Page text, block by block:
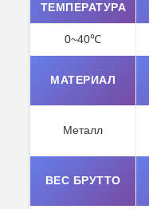
ТЕМПЕРАТУРА
0~40℃
МАТЕРИАЛ
Металл
ВЕС БРУТТО